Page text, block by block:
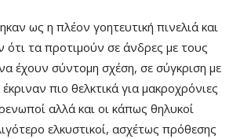
ως η πλέον γοητευτική πινελιά και
ότι τα προτιμούν σε άνδρες με τους
έχουν σύντομη σχέση, σε σύγκριση με
πιο θελκτικά για μακροχρόνιες
αλλά και οι κάπως θηλυκοί
ελκυστικοί, ασχέτως πρόθεσης